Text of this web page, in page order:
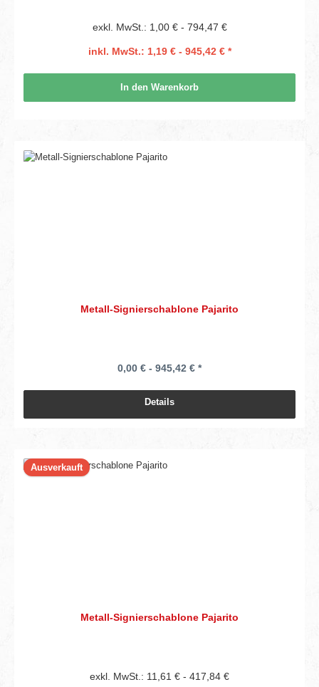
exkl. MwSt.: 1,00 € - 794,47 €
inkl. MwSt.: 1,19 € - 945,42 € *
In den Warenkorb
Metall-Signierschablone Pajarito
0,00 € - 945,42 € *
Details
Ausverkauft
Metall-Signierschablone Pajarito
exkl. MwSt.: 11,61 € - 417,84 €